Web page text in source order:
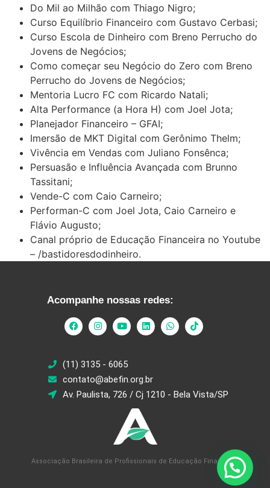
Do Mil ao Milhão com Thiago Nigro;
Curso Equilíbrio Financeiro com Gustavo Cerbasi;
Curso Escola de Dinheiro com Breno Perrucho do
Jovens de Negócios;
Como começar seu Negócio do Zero com Breno
Perrucho do Jovens de Negócios;
Mentoria Lucro FC com Ricardo Natali;
Alta Performance (a Hora H) com Joel Jota;
Planejador Financeiro – GFAI;
Imersão de MKT Digital com Gerônimo Thelm;
Vivência em Vendas com Juliano Fonsênca;
Persuasão e Influência Avançada com Brunno
Tassitani;
Vende-C com Caio Carneiro;
Performan-C com Joel Jota, Caio Carneiro e
Flávio Augusto;
Canal próprio de Educação Financeira no Youtube
– /bastidoresdodinheiro.
Acompanhe nossas redes:
(11) 3135 - 6065
contato@abefin.org.br
Av. Paulista, 726 / Cj 1210 - Bela Vista/SP
Associação Brasileira de Profissionais de Educação Financeira